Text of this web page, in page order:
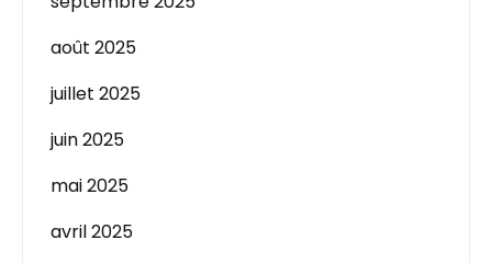
août 2025
juillet 2025
juin 2025
mai 2025
avril 2025